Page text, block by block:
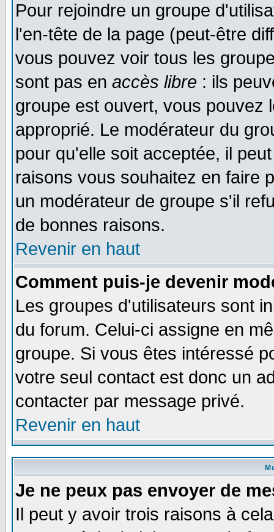
Pour rejoindre un groupe
l'en-tête de la page (peut-être
vous pouvez voir tous les
sont pas en accès libre : ils
groupe est ouvert, vous pouvez
approprié. Le modérateur du
pour qu'elle soit acceptée, il
raisons vous souhaitez en faire
un modérateur de groupe s'il
de bonnes raisons.
Revenir en haut
Comment puis-je devenir
Les groupes d'utilisateurs sont
du forum. Celui-ci assigne en
groupe. Si vous êtes intéressé
votre seul contact est donc un
contacter par message privé.
Revenir en haut
Je ne peux pas envoyer de
Il peut y avoir trois raisons à